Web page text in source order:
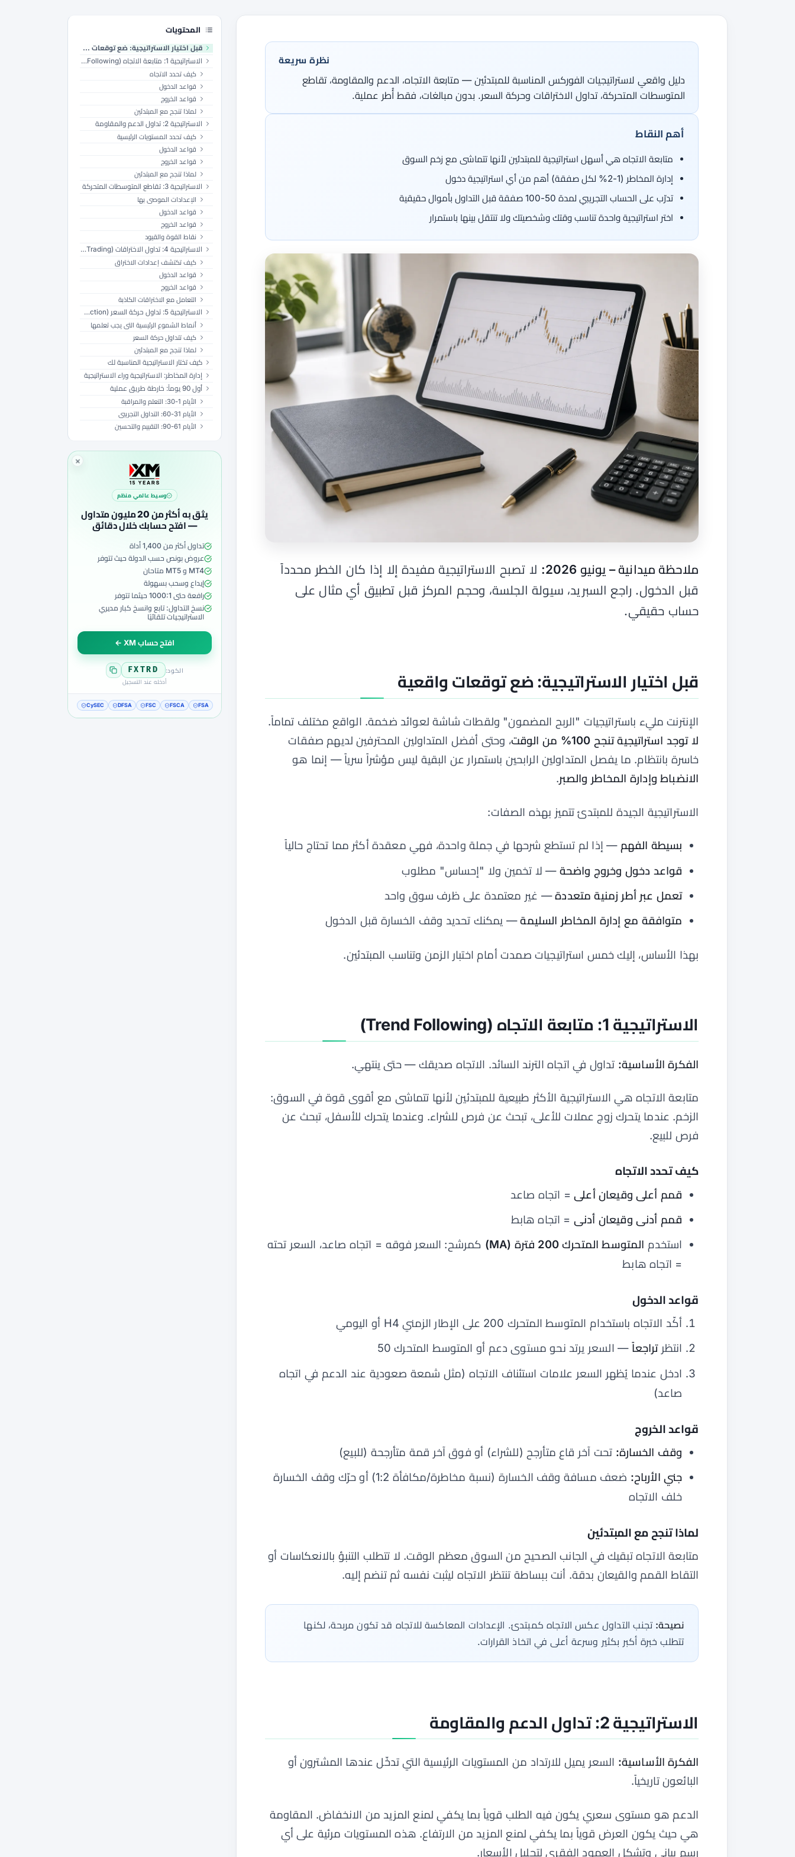
نظرة سريعة
دليل واقعي لاستراتيجيات الفوركس المناسبة للمبتدئين — متابعة الاتجاه، الدعم والمقاومة، تقاطع
المتوسطات المتحركة، تداول الاختراقات وحركة السعر. بدون مبالغات، فقط أُطر عملية.
أهم النقاط
متابعة الاتجاه هي أسهل استراتيجية للمبتدئين لأنها تتماشى مع زخم السوق
إدارة المخاطر (1-2% لكل صفقة) أهم من أي استراتيجية دخول
تدرّب على الحساب التجريبي لمدة 50-100 صفقة قبل التداول بأموال حقيقية
اختر استراتيجية واحدة تناسب وقتك وشخصيتك ولا تنتقل بينها باستمرار
ملاحظة ميدانية – يونيو 2026:
لا تصبح الاستراتيجية مفيدة إلا إذا كان الخطر محدداً
قبل الدخول. راجع السبريد، سيولة الجلسة، وحجم المركز قبل تطبيق أي مثال على
حساب حقيقي.
قبل اختيار الاستراتيجية: ضع توقعات واقعية
الإنترنت مليء باستراتيجيات "الربح المضمون" ولقطات شاشة لعوائد ضخمة. الواقع مختلف تماماً.
لا توجد استراتيجية تنجح 100% من الوقت
، وحتى أفضل المتداولين المحترفين لديهم صفقات
خاسرة بانتظام. ما يفصل المتداولين الرابحين باستمرار عن البقية ليس مؤشراً سرياً — إنما هو
الانضباط وإدارة المخاطر والصبر.
الاستراتيجية الجيدة للمبتدئ تتميز بهذه الصفات:
بسيطة الفهم — إذا لم تستطع شرحها في جملة واحدة، فهي معقدة أكثر مما تحتاج حالياً
قواعد دخول وخروج واضحة — لا تخمين ولا "إحساس" مطلوب
تعمل عبر أطر زمنية متعددة— غير معتمدة على ظرف سوق واحد
متوافقة مع إدارة المخاطر السليمة— يمكنك تحديد وقف الخسارة قبل الدخول
بهذا الأساس، إليك خمس استراتيجيات صمدت أمام اختبار الزمن وتناسب المبتدئين.
الاستراتيجية 1: متابعة الاتجاه (Trend Following)
الفكرة الأساسية: تداول في اتجاه الترند السائد. الاتجاه صديقك — حتى ينتهي.
متابعة الاتجاه هي الاستراتيجية الأكثر طبيعية للمبتدئين لأنها تتماشى مع أقوى قوة في السوق:
الزخم. عندما يتحرك زوج عملات للأعلى، تبحث عن فرص للشراء. وعندما يتحرك للأسفل، تبحث عن
فرص للبيع.
كيف تحدد الاتجاه
قمم أعلى وقيعان أعلى = اتجاه صاعد
قمم أدنى وقيعان أدنى = اتجاه هابط
استخدم المتوسط المتحرك 200 فترة (MA)
كمرشح: السعر فوقه = اتجاه صاعد، السعر تحته
= اتجاه هابط
قواعد الدخول
أكّد الاتجاه باستخدام المتوسط المتحرك 200 على الإطار الزمني H4 أو اليومي
انتظرتراجعاً — السعر يرتد نحو مستوى دعم أو المتوسط المتحرك 50
ادخل عندما يُظهر السعر علامات استئناف الاتجاه (مثل شمعة صعودية عند الدعم في اتجاه
صاعد)
قواعد الخروج
وقف الخسارة: تحت آخر قاع متأرجح (للشراء) أو فوق آخر قمة متأرجحة (للبيع)
جني الأرباح:
ضعف مسافة وقف الخسارة (نسبة مخاطرة/مكافأة 1:2) أو حرّك وقف الخسارة
خلف الاتجاه
لماذا تنجح مع المبتدئين
متابعة الاتجاه تبقيك في الجانب الصحيح من السوق معظم الوقت. لا تتطلب التنبؤ بالانعكاسات أو
التقاط القمم والقيعان بدقة. أنت ببساطة تنتظر الاتجاه ليثبت نفسه ثم تنضم إليه.
نصيحة: تجنب التداول عكس الاتجاه كمبتدئ. الإعدادات المعاكسة للاتجاه قد تكون مربحة، لكنها
تتطلب خبرة أكبر بكثير وسرعة أعلى في اتخاذ القرارات.
الاستراتيجية 2: تداول الدعم والمقاومة
الفكرة الأساسية: السعر يميل للارتداد من المستويات الرئيسية التي تدخّل عندها المشترون أو
البائعون تاريخياً.
الدعم هو مستوى سعري يكون فيه الطلب قوياً بما يكفي لمنع المزيد من الانخفاض. المقاومة
هي حيث يكون العرض قوياً بما يكفي لمنع المزيد من الارتفاع. هذه المستويات مرئية على أي
رسم بياني وتشكل العمود الفقري لتحليل الأسعار.
المحتويات
قبل اختيار الاستراتيجية: ضع توقعات واقعية
الاستراتيجية 1: متابعة الاتجاه (Trend Following)
كيف تحدد الاتجاه
قواعد الدخول
قواعد الخروج
لماذا تنجح مع المبتدئين
الاستراتيجية 2: تداول الدعم والمقاومة
كيف تحدد المستويات الرئيسية
قواعد الدخول
قواعد الخروج
لماذا تنجح مع المبتدئين
الاستراتيجية 3: تقاطع المتوسطات المتحركة
الإعدادات الموصى بها
قواعد الدخول
قواعد الخروج
نقاط القوة والقيود
الاستراتيجية 4: تداول الاختراقات (Breakout Trading)
كيف تكتشف إعدادات الاختراق
قواعد الدخول
قواعد الخروج
التعامل مع الاختراقات الكاذبة
الاستراتيجية 5: تداول حركة السعر (Price Action)
أنماط الشموع الرئيسية التي يجب تعلمها
كيف تتداول حركة السعر
لماذا تنجح مع المبتدئين
كيف تختار الاستراتيجية المناسبة لك
إدارة المخاطر: الاستراتيجية وراء الاستراتيجية
أول 90 يوماً: خارطة طريق عملية
الأيام 1-30: التعلم والمراقبة
الأيام 31-60: التداول التجريبي
الأيام 61-90: التقييم والتحسين
وسيط عالمي منظم
يثق به أكثر من 20 مليون متداول
— افتح حسابك خلال دقائق
تداول أكثر من 1,400 أداة
عروض بونص حسب الدولة حيث تتوفر
MT4 و MT5 متاحان
إيداع وسحب بسهولة
رافعة حتى 1000:1 حيثما تتوفر
نسخ التداول: تابع وانسخ كبار مديري
الاستراتيجيات تلقائيًا
افتح حساب XM ←
الكود: FXTRD
أدخله عند التسجيل
CySEC DFSA FSC FSCA FSA